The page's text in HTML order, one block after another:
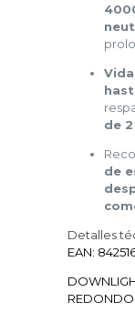
de
de
Detalles
EAN:
REDONDO